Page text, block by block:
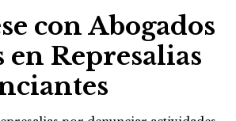
con Abogados
Represalias